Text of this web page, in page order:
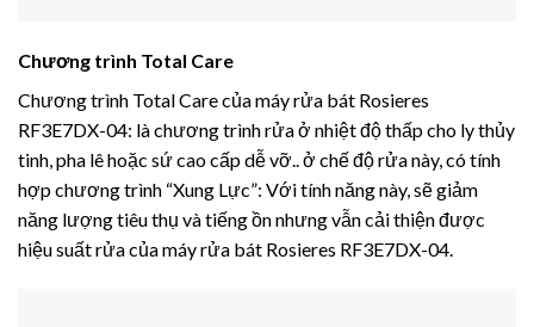
Chương trình Total Care
Chương trình Total Care của máy rửa bát Rosieres
RF3E7DX-04: là chương trình rửa ở nhiệt độ thấp cho ly thủy
tinh, pha lê hoặc sứ cao cấp dễ vỡ.. ở chế độ rửa này, có tính
hợp chương trình “Xung Lực”: Với tính năng này, sẽ giảm
năng lượng tiêu thụ và tiếng ồn nhưng vẫn cải thiện được
hiệu suất rửa của máy rửa bát Rosieres RF3E7DX-04.